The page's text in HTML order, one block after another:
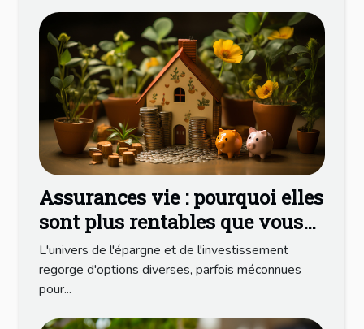
Assurances vie : pourquoi elles
sont plus rentables que vous
ne le pensez
L'univers de l'épargne et de l'investissement
regorge d'options diverses, parfois méconnues
pour...